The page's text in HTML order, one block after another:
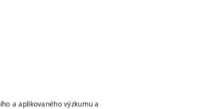
a aplikovaného výzkumu a